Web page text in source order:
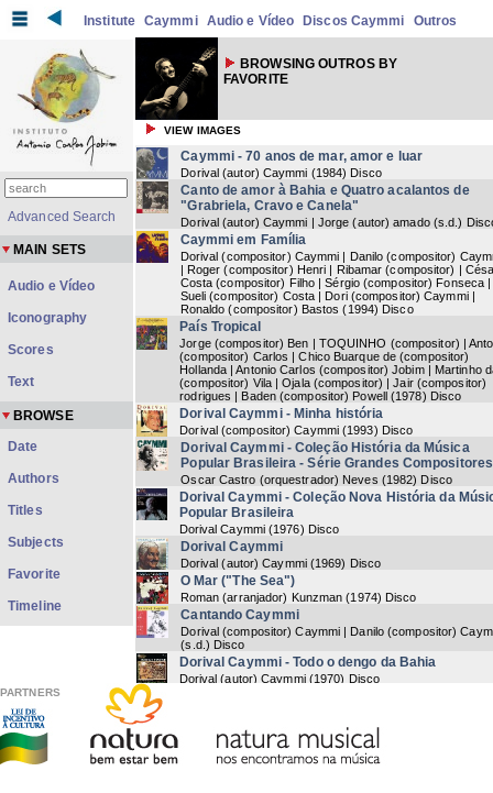
Institute Caymmi Audio e Vídeo Discos Caymmi Outros
BROWSING OUTROS BY
FAVORITE
VIEW IMAGES
Caymmi - 70 anos de mar, amor e luar
Dorival (autor) Caymmi (1984) Disco
Canto de amor à Bahia e Quatro acalantos de
"Grabriela, Cravo e Canela"
Dorival (autor) Caymmi | Jorge (autor) amado (s.d.)
Caymmi em Família
Dorival (compositor) Caymmi | Danilo (compositor)
| Roger (compositor) Henri | Ribamar (compositor) |
Costa (compositor) Filho | Sérgio (compositor) Fonseca |
Sueli (compositor) Costa | Dori (compositor) Caymmi |
Ronaldo (compositor) Bastos (1994) Disco
País Tropical
Jorge (compositor) Ben | TOQUINHO (compositor) |
(compositor) Carlos | Chico Buarque de (compositor)
Hollanda | Antonio Carlos (compositor) Jobim | Martinho
(compositor) Vila | Ojala (compositor) | Jair (compositor)
rodrigues | Baden (compositor) Powell (1978) Disco
Dorival Caymmi - Minha história
Dorival (compositor) Caymmi (1993) Disco
Dorival Caymmi - Coleção História da Música
Popular Brasileira - Série Grandes Compositores
Oscar Castro (orquestrador) Neves (1982) Disco
Dorival Caymmi - Coleção Nova História da
Popular Brasileira
Dorival Caymmi (1976) Disco
Dorival Caymmi
Dorival (autor) Caymmi (1969) Disco
O Mar ("The Sea")
Roman (arranjador) Kunzman (1974) Disco
Cantando Caymmi
Dorival (compositor) Caymmi | Danilo (compositor)
(s.d. ) Disco
Dorival Caymmi - Todo o dengo da Bahia
Dorival (autor) Caymmi (1970) Disco
Dorival é nacional
Dorival (autor) Caymmi [1970]) Disco
O que é que a baiana tem?
Advanced Search
MAIN SETS
Audio e Vídeo
Iconography
Scores
Text
BROWSE
Date
Authors
Titles
Subjects
Favorite
Timeline
PARTNERS